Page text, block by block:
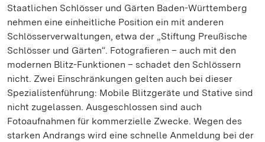
Staatlichen Schlösser und Gärten Baden-Württemberg
nehmen eine einheitliche Position ein mit anderen
Schlösserverwaltungen, etwa der „Stiftung Preußische
Schlösser und Gärten“. Fotografieren – auch mit den
modernen Blitz-Funktionen – schadet den Schlössern
nicht. Zwei Einschränkungen gelten auch bei dieser
Spezialistenführung: Mobile Blitzgeräte und Stative sind
nicht zugelassen. Ausgeschlossen sind auch
Fotoaufnahmen für kommerzielle Zwecke. Wegen des
starken Andrangs wird eine schnelle Anmeldung bei der